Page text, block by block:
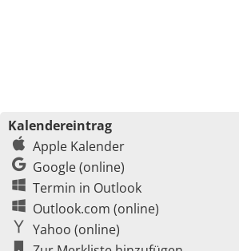
Kalendereintrag
Apple Kalender
Google (online)
Termin in Outlook
Outlook.com (online)
Yahoo (online)